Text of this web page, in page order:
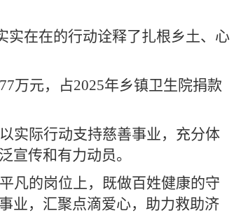
实在在的行动诠释了扎根乡土、心
万元，占2025年乡镇卫生院捐款
实际行动支持慈善事业， 充分体
宣传和有力动员。
凡的岗位上，既做百姓健康的守
业，汇聚点滴爱心，助力救助济